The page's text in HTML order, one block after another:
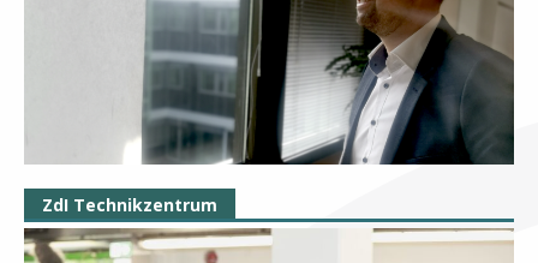
ZdI Technikzentrum